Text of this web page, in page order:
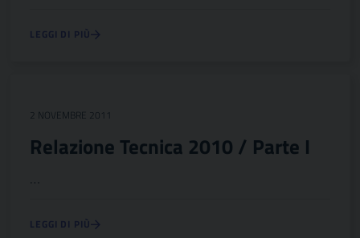
LEGGI DI PIÙ
2 NOVEMBRE 2011
Relazione Tecnica 2010 / Parte I
…
LEGGI DI PIÙ